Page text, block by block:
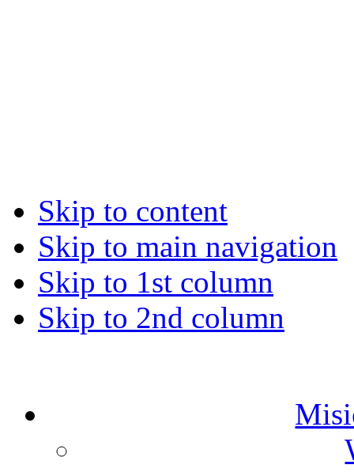
Skip to content
Skip to main navigation
Skip to 1st column
Skip to 2nd column